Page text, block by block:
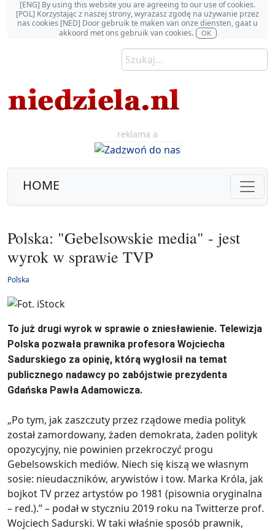
[ENG] By using this website you are agreeing to our use of cookies.
[POL] Korzystając z naszej strony, wyrażasz zgodę na używanie przez
nas cookies [NED] Door gebruik te maken van onze diensten, gaat u
akkoord met ons gebruik van cookies.
OK
reklama a
HOME
Polska: "Gebelsowskie media" - jest
wyrok w sprawie TVP
Polska
To już drugi wyrok w sprawie o zniesławienie. Telewizja
Polska pozwała prawnika profesora Wojciecha
Sadurskiego za opinię, którą wygłosił na temat
publicznego nadawcy po zabójstwie prezydenta
Gdańska Pawła Adamowicza.
„Po tym, jak zaszczuty przez rządowe media polityk
został zamordowany, żaden demokrata, żaden polityk
opozycyjny, nie powinien przekroczyć progu
Gebelsowskich mediów. Niech się kiszą we własnym
sosie: nieudaczników, arywistów i tow. Marka Króla, jak
bojkot TV przez artystów po 1981 (pisownia oryginalna
– red.).” – podał w styczniu 2019 roku na Twitterze prof.
Wojciech Sadurski. W taki właśnie sposób prawnik,